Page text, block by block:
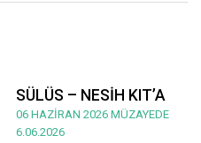
SÜLÜS – NESİH KIT’A
06 HAZİRAN 2026 MÜZAYEDE
6.06.2026